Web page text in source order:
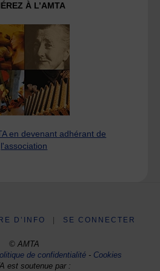
À L’AMTA
en devenant adhérant de
l'association
D’INFO SE CONNECTER
© AMTA
de confidentialité- Cookies
est soutenue par :